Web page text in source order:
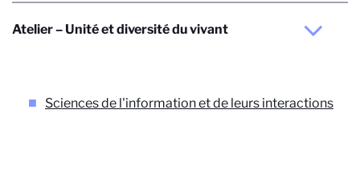
Atelier – Unité et diversité du vivant
Sciences de l'information et de leurs interactions